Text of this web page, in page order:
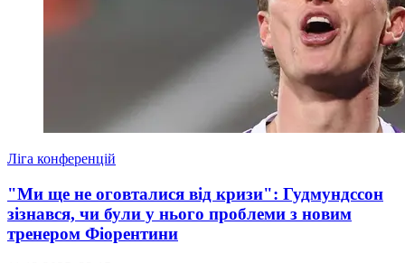
Ліга конференцій
"Ми ще не оговталися від кризи": Гудмундссон
зізнався, чи були у нього проблеми з новим
тренером Фіорентини